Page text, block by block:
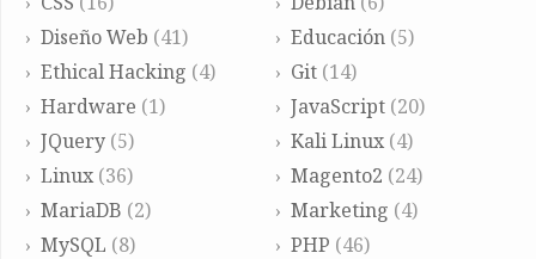
Diseño Web (41) Educación(5)
Ethical Hacking (4) Git(14)
Hardware (1) JavaScript(20)
JQuery (5) Kali Linux(4)
Linux (36) Magento2 (24)
MariaDB (2) Marketing (4)
MySQL (8) PHP (46)